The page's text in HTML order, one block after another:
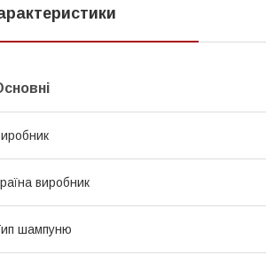
виробник
шампуню